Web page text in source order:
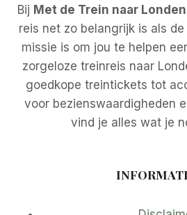
Bij Met de Trein naar Londen
reis net zo belangrijk is als
missie is om jou te helpen
zorgeloze treinreis naar
goedkope treintickets tot
voor bezienswaardigheden
vind je alles wat je